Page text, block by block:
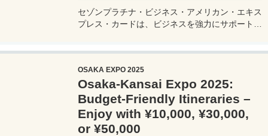
セゾンプラチナ・ビジネス・アメリカン・エキス
プレス・カードは、ビジネスを強力にサポートす
最適です。初年度の年会費無料も魅力。ステータ
スと実用性を兼ね備えたビジネスカードで、あな
たのビジネスをワンランクアップさせませんか？
OSAKA EXPO 2025
Osaka-Kansai Expo 2025:
Budget-Friendly Itineraries –
Enjoy with ¥10,000, ¥30,000,
or ¥50,000